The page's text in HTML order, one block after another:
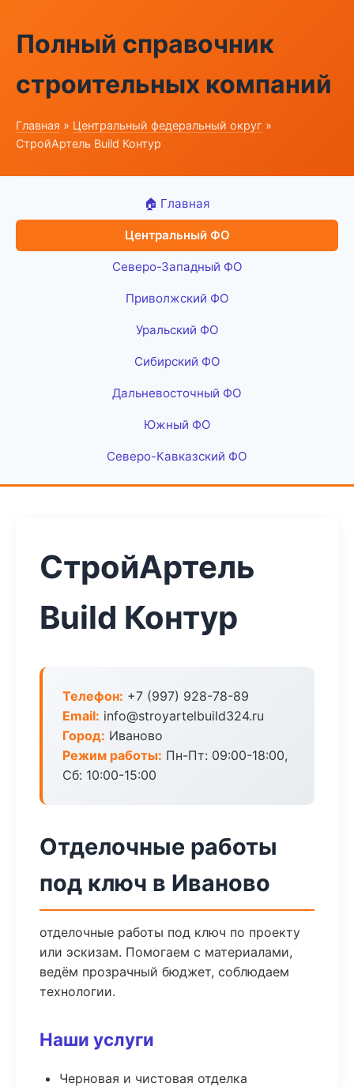
Полный справочник
строительных компаний
Главная » Центральный федеральный округ »
СтройАртель Build Контур
🏠 Главная
Центральный ФО
Северо-Западный ФО
Приволжский ФО
Уральский ФО
Сибирский ФО
Дальневосточный ФО
Южный ФО
Северо-Кавказский ФО
СтройАртель
Build Контур
Телефон: +7 (997) 928-78-89
Email: info@stroyartelbuild324.ru
Город: Иваново
Режим работы: Пн-Пт: 09:00-18:00,
Сб: 10:00-15:00
Отделочные работы
под ключ в Иваново
отделочные работы под ключ по проекту
или эскизам. Помогаем с материалами,
ведём прозрачный бюджет, соблюдаем
технологии.
Наши услуги
Черновая и чистовая отделка